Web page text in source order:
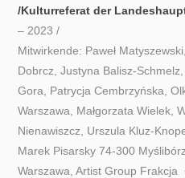
/Kulturreferat der
– 2023 /
Mitwirkende: Paweł
Dobrcz, Justyna Balisz-
Gora, Patrycja Cembrzyńska,
Warszawa, Małgorzata Wielek,
Nienawiszcz, Urszula Kluz-
Marek Pisarsky 74-300
Warszawa, Artist Group